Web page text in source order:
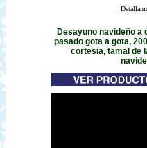
Desayuno navideño a
pasado gota a gota,
cortesia, tamal de